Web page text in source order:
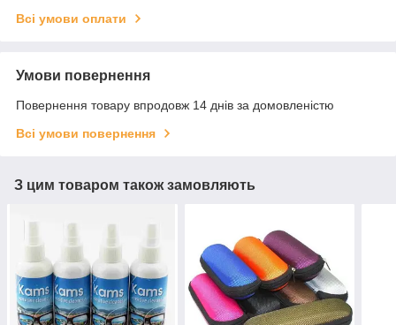
Всі умови оплати
Умови повернення
Повернення товару впродовж 14 днів за домовленістю
Всі умови повернення
З цим товаром також замовляють